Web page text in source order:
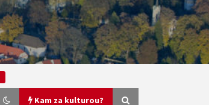
Kam za kulturou?